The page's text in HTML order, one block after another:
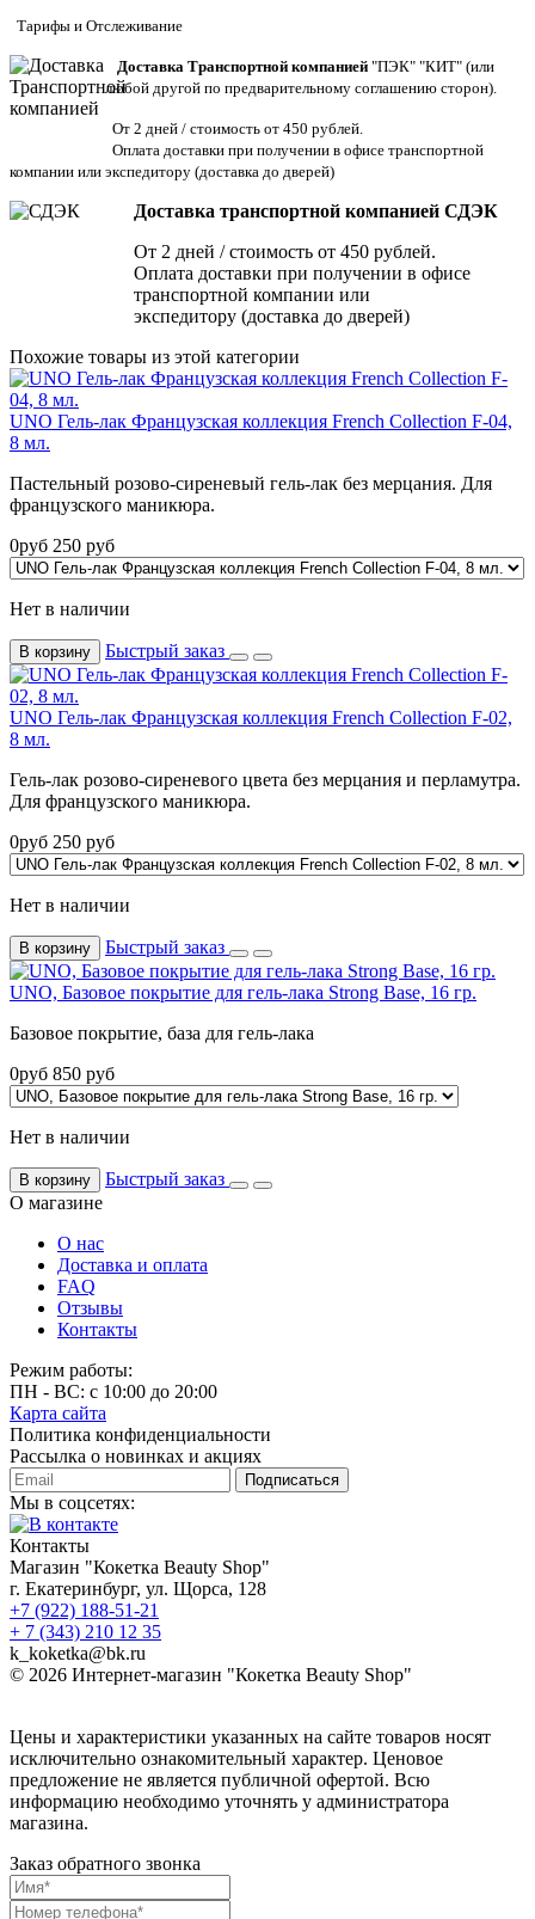
Тарифы и Отслеживание
Доставка Транспортной компанией "ПЭК" "КИТ" (или
любой другой по предварительному соглашению сторон).
От 2 дней / стоимость от 450 рублей.
Оплата доставки при получении в офисе транспортной
компании или экспедитору (доставка до дверей)
Доставка транспортной компанией СДЭК
От 2 дней / стоимость от 450 рублей.
Оплата доставки при получении в офисе
транспортной компании или
экспедитору (доставка до дверей)
Похожие товары из этой категории
UNO Гель-лак Французская коллекция French Collection F-04,
8 мл.
Пастельный розово-сиреневый гель-лак без мерцания. Для
французского маникюра.
0руб 250 руб
Нет в наличии
В корзину Быстрый заказ
UNO Гель-лак Французская коллекция French Collection F-02,
8 мл.
Гель-лак розово-сиреневого цвета без мерцания и перламутра.
Для французского маникюра.
0руб 250 руб
Нет в наличии
В корзину Быстрый заказ
UNO, Базовое покрытие для гель-лака Strong Base, 16 гр.
Базовое покрытие, база для гель-лака
0руб 850 руб
Нет в наличии
В корзину
Быстрый заказ
О магазине
О нас
Доставка и оплата
FAQ
Отзывы
Контакты
Режим работы:
ПН - ВС: с 10:00 до 20:00
Карта сайта
Политика конфиденциальности
Рассылка о новинках и акциях
Подписаться
Мы в соцсетях:
Контакты
Магазин "Кокетка Beauty Shop"
г. Екатеринбург, ул. Щорса, 128
+7 (922) 188-51-21
+ 7 (343) 210 12 35
k_koketka@bk.ru
© 2026 Интернет-магазин "Кокетка Beauty Shop"
Цены и характеристики указанных на сайте товаров носят
исключительно ознакомительный характер. Ценовое
предложение не является публичной офертой. Всю
информацию необходимо уточнять у администратора
магазина.
Заказ обратного звонка